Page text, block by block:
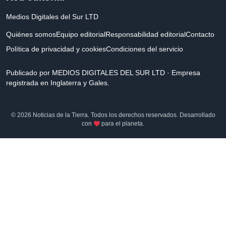
Medios Digitales del Sur LTD
Quiénes somosEquipo editorialResponsabilidad editorialContacto
Política de privacidad y cookiesCondiciones del servicio
Publicado por MEDIOS DIGITALES DEL SUR LTD · Empresa
registrada en Inglaterra y Gales.
© 2026 Noticias de la Tierra. Todos los derechos reservados. Desarrollado
con
para el planeta.